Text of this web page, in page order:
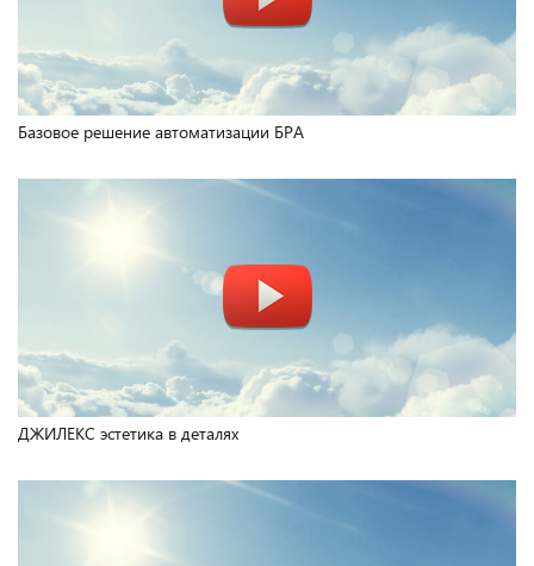
Базовое решение автоматизации БРА
ДЖИЛЕКС эстетика в деталях